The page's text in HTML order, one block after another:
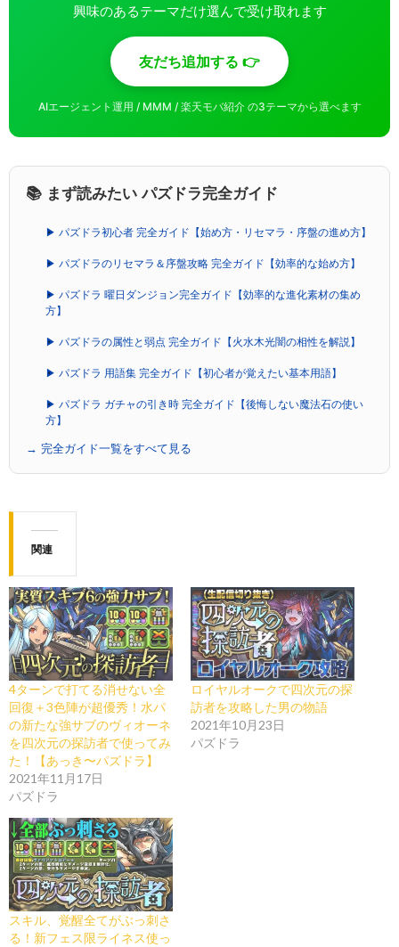
興味のあるテーマだけ選んで受け取れます
友だち追加する 👉
AIエージェント運用 / MMM / 楽天モバ紹介 の3テーマから選べます
📚 まず読みたい パズドラ完全ガイド
▶ パズドラ初心者 完全ガイド【始め方・リセマラ・序盤の進め方】
▶ パズドラのリセマラ＆序盤攻略 完全ガイド【効率的な始め方】
▶ パズドラ 曜日ダンジョン完全ガイド【効率的な進化素材の集め
方】
▶ パズドラの属性と弱点 完全ガイド【火水木光闇の相性を解説】
▶ パズドラ 用語集 完全ガイド【初心者が覚えたい基本用語】
▶ パズドラ ガチャの引き時 完全ガイド【後悔しない魔法石の使い
方】
→ 完全ガイド一覧をすべて見る
関連
4ターンで打てる消せない全
回復＋3色陣が超優秀！水パ
の新たな強サブのヴィオーネ
を四次元の探訪者で使ってみ
た！【あっき〜パズドラ】
2021年11月17日
パズドラ
ロイヤルオークで四次元の探
訪者を攻略した男の物語
2021年10月23日
パズドラ
スキル、覚醒全てがぶっ刺さ
る！新フェス限ライネス使っ